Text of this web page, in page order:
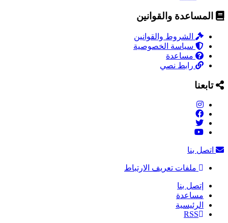
المساعدة والقوانين
الشروط والقوانين
سياسة الخصوصية
مساعدة
رابط نصي
تابعنا
اتصل بنا
ملفات تعريف الارتباط
إتصل بنا
مساعدة
الرئيسية
RSS